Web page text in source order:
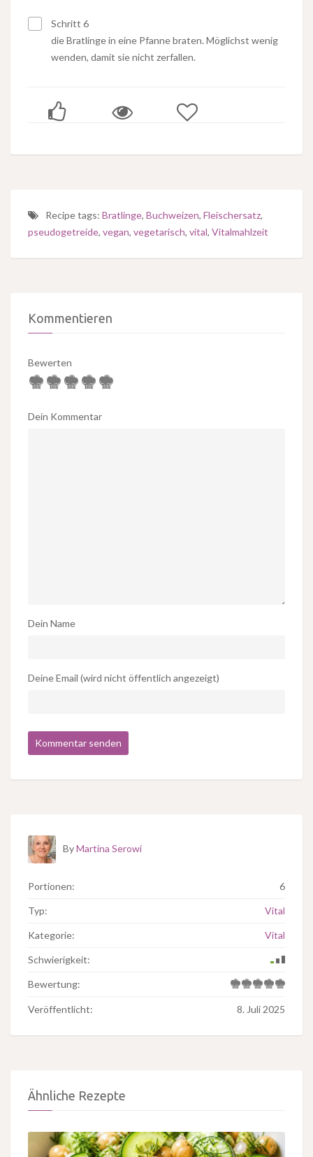
Schritt 6
die Bratlinge in eine Pfanne braten. Möglichst wenig
wenden, damit sie nicht zerfallen.
Recipe tags: Bratlinge, Buchweizen, Fleischersatz,
pseudogetreide, vegan, vegetarisch, vital, Vitalmahlzeit
Kommentieren
Bewerten
Dein Kommentar
Dein Name
Deine Email (wird nicht öffentlich angezeigt)
ByMartina Serowi
Portionen: 6
Typ: Vital
Kategorie: Vital
Schwierigkeit:
Bewertung:
Veröffentlicht: 8. Juli 2025
Ähnliche Rezepte